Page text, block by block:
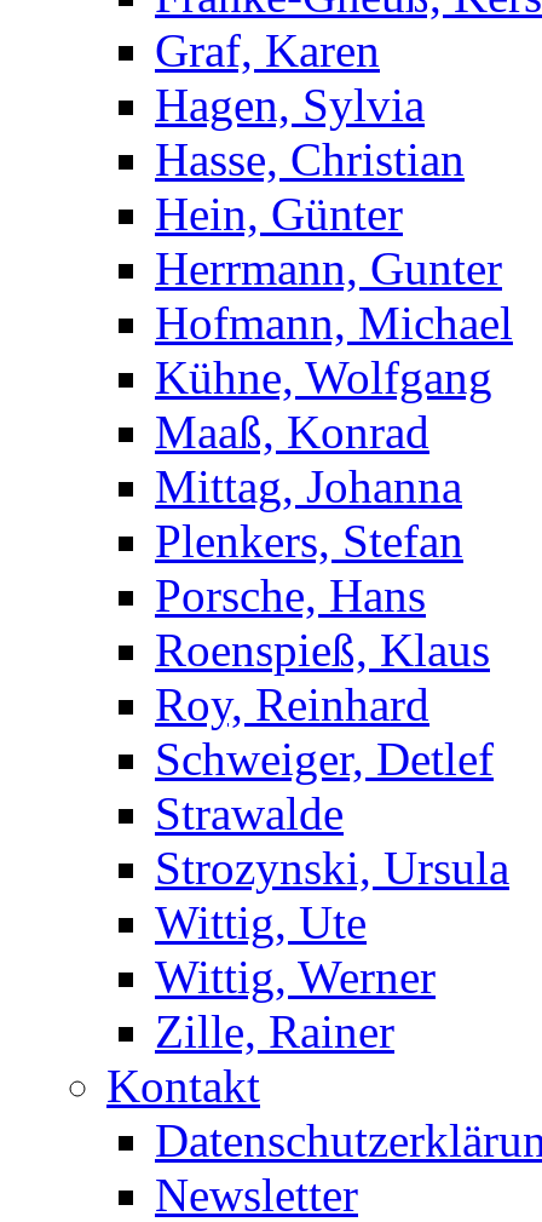
Graf, Karen
Hagen, Sylvia
Hasse, Christian
Hein, Günter
Herrmann, Gunter
Hofmann, Michael
Kühne, Wolfgang
Maaß, Konrad
Mittag, Johanna
Plenkers, Stefan
Porsche, Hans
Roenspieß, Klaus
Roy, Reinhard
Schweiger, Detlef
Strawalde
Strozynski, Ursula
Wittig, Ute
Wittig, Werner
Zille, Rainer
Kontakt
Newsletter